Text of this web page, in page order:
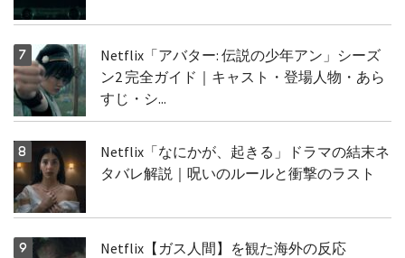
Netflix「アバター: 伝説の少年アン」シーズ
ン2 完全ガイド｜キャスト・登場人物・あら
すじ・シ...
Netflix「なにかが、起きる」ドラマの結末ネ
タバレ解説｜呪いのルールと衝撃のラスト
Netflix【ガス人間】を観た海外の反応